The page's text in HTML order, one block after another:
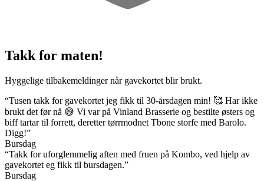
Takk for maten!
Hyggelige tilbakemeldinger når gavekortet blir brukt.
“Tusen takk for gavekortet jeg fikk til 30-årsdagen min! 🥰 Har ikke
brukt det før nå 😅 Vi var på Vinland Brasserie og bestilte østers og
biff tartar til forrett, deretter tørrmodnet Tbone storfe med Barolo.
Digg!”
Bursdag
“Takk for uforglemmelig aften med fruen på Kombo, ved hjelp av
gavekortet eg fikk til bursdagen.”
Bursdag